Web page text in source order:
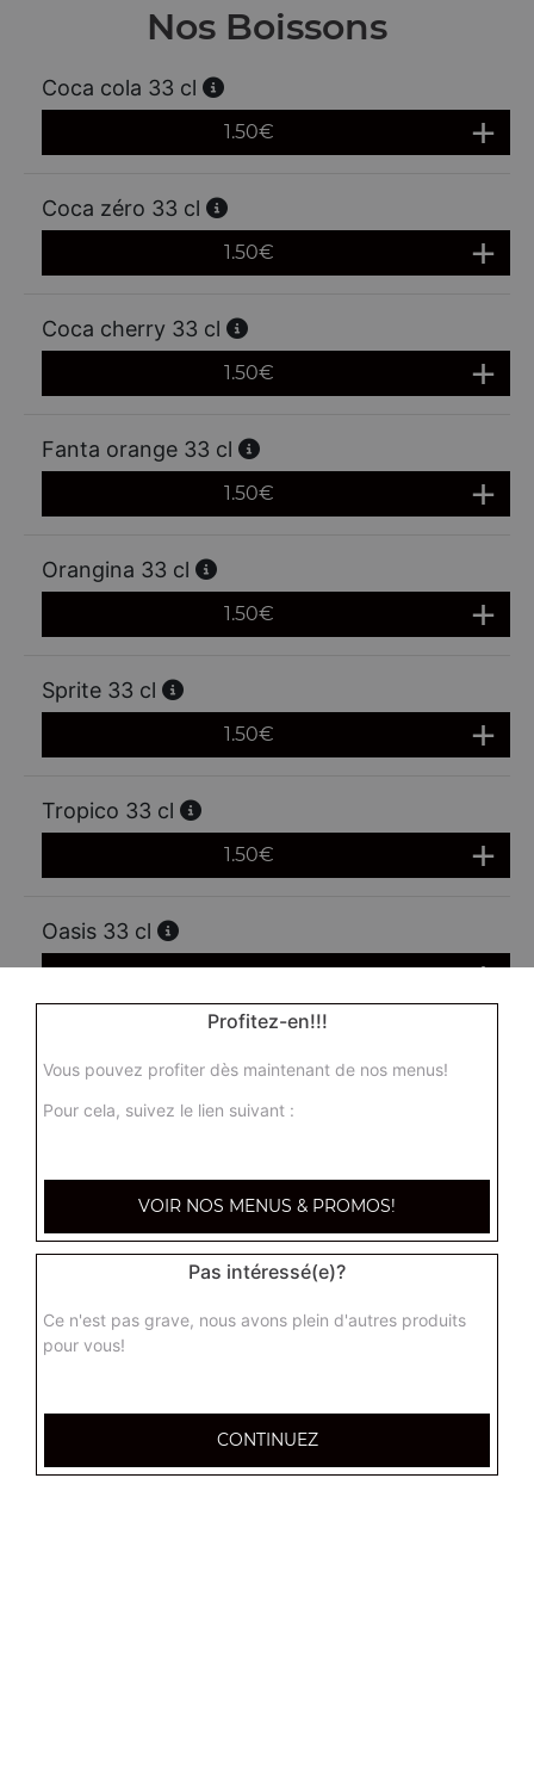
Nos Boissons
Coca cola 33 cl
1.50€
Coca zéro 33 cl
1.50€
Coca cherry 33 cl
1.50€
Fanta orange 33 cl
1.50€
Orangina 33 cl
1.50€
Sprite 33 cl
1.50€
Tropico 33 cl
1.50€
Oasis 33 cl
1.50€
1.50€
Maxi coca 1,25 l
Profitez-en!!!
Vous pouvez profiter dès maintenant de nos menus!
Pour cela, suivez le lien suivant :
VOIR NOS MENUS & PROMOS!
Pas intéressé(e)?
Ce n'est pas grave, nous avons plein d'autres produits
pour vous!
CONTINUEZ